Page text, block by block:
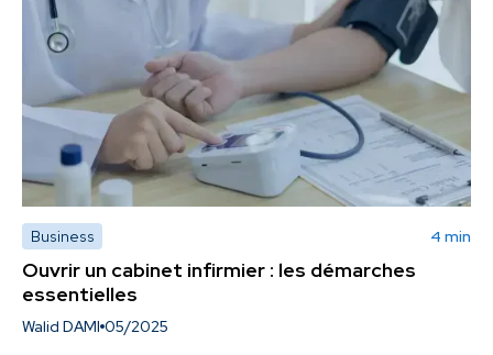
Business 4 min
Ouvrir un cabinet infirmier : les démarches
essentielles
Walid DAMI 05/2025